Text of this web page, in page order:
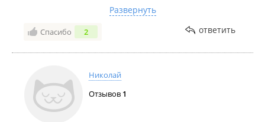
Звоним на следующей неделе - можно ли забрать
Извините говорят на складе нет электричества
Говорим - переносите наши плинтусы на магазин,
невозможно с вашим складом состыковаться
Ок, ждите звонка
Развернуть
Спасибо 2 ответить
Николай
Отзывов 1